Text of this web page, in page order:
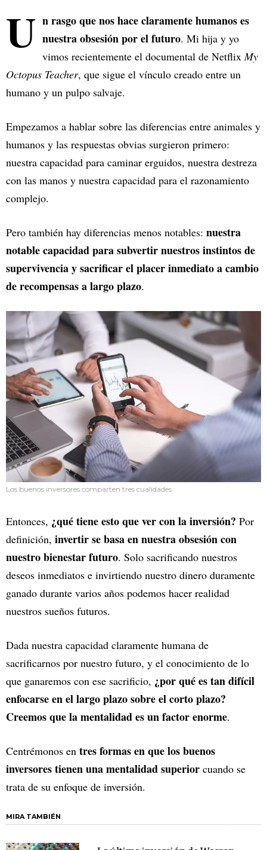
U n rasgo que nos hace claramente humanos es
nuestra obsesión por el futuro. Mi hija y yo
vimos recientemente el documental de NetflixMy
Octopus Teacher, que sigue el vínculo creado entre un
humano y un pulpo salvaje.
Empezamos a hablar sobre las diferencias entre animales y
humanos y las respuestas obvias surgieron primero:
nuestra capacidad para caminar erguidos, nuestra destreza
con las manos y nuestra capacidad para el razonamiento
complejo.
Pero también hay diferencias menos notables: nuestra
notable capacidad para subvertir nuestros instintos de
supervivencia y sacrificar el placer inmediato a cambio
de recompensas a largo plazo.
Los buenos inversores comparten tres cualidades.
Entonces, ¿qué tiene esto que ver con la inversión? Por
definición, invertir se basa en nuestra obsesión con
nuestro bienestar futuro. Solo sacrificando nuestros
deseos inmediatos e invirtiendo nuestro dinero duramente
ganado durante varios años podemos hacer realidad
nuestros sueños futuros.
Dada nuestra capacidad claramente humana de
sacrificarnos por nuestro futuro, y el conocimiento de lo
que ganaremos con ese sacrificio, ¿por qué es tan difícil
enfocarse en el largo plazo sobre el corto plazo?
Creemos que la mentalidad es un factor enorme.
Centrémonos en tres formas en que los buenos
inversores tienen una mentalidad superior cuando se
trata de su enfoque de inversión.
MIRA TAMBIÉN